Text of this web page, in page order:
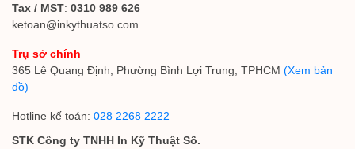
Tax / MST: 0310 989 626
ketoan@inkythuatso.com
Trụ sở chính
365 Lê Quang Định, Phường Bình Lợi Trung, TPHCM (Xem bản
đồ)
Hotline kế toán: 028 2268 2222
STK Công ty TNHH In Kỹ Thuật Số.